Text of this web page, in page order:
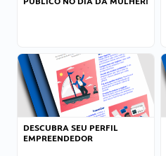
DESCUBRA SEU PERFIL
EMPREENDEDOR